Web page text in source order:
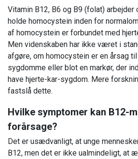
Vitamin B12, B6 og B9 (folat) arbejder
holde homocystein inden for
af homocystein er forbundet med
Men videnskaben har ikke været i
afgøre, om homocystein er en årsag
sygdomme eller blot en markør, der
have hjerte-kar-sygdom. Mere
fastslå dette.
Hvilke symptomer kan B12-
forårsage?
Det er usædvanligt, at unge
B12, men det er ikke ualmindeligt, at